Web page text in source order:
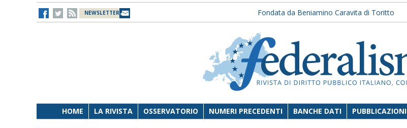
NEWSLETTER Fondata da Beniamino Caravita di Toritto
HOME LA RIVISTA OSSERVATORIO NUMERI PRECEDENTI BANCHE DATI PUBBLICAZIONI